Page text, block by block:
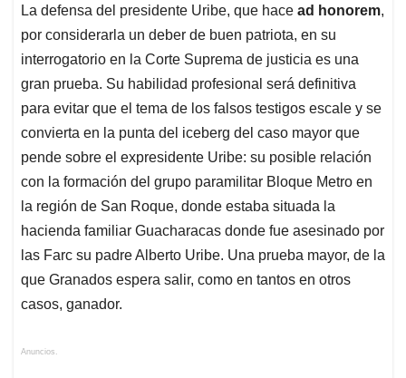
La defensa del presidente Uribe, que hace ad honorem,
por considerarla un deber de buen patriota, en su
interrogatorio en la Corte Suprema de justicia es una
gran prueba. Su habilidad profesional será definitiva
para evitar que el tema de los falsos testigos escale y se
convierta en la punta del iceberg del caso mayor que
pende sobre el expresidente Uribe: su posible relación
con la formación del grupo paramilitar Bloque Metro en
la región de San Roque, donde estaba situada la
hacienda familiar Guacharacas donde fue asesinado por
las Farc su padre Alberto Uribe. Una prueba mayor, de la
que Granados espera salir, como en tantos en otros
casos, ganador.
Anuncios.